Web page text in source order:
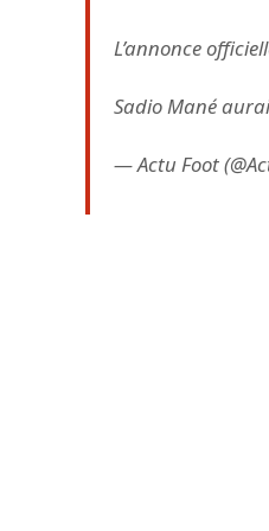
L’annonce
Sadio Mané
— Actu Foot